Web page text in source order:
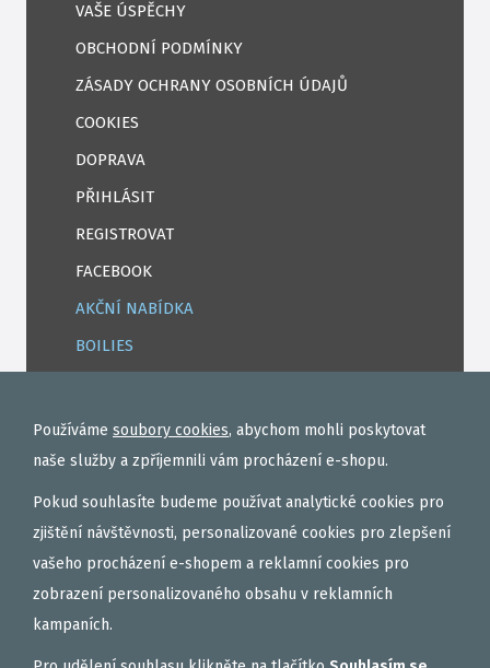
VAŠE ÚSPĚCHY
OBCHODNÍ PODMÍNKY
ZÁSADY OCHRANY OSOBNÍCH ÚDAJŮ
COOKIES
DOPRAVA
PŘIHLÁSIT
REGISTROVAT
FACEBOOK
AKČNÍ NABÍDKA
BOILIES
TEKUTÉ
OBALOVAČKY
VAŘENÝ PARTIKL
BIŽUTERIE NA MONTÁŽE
DÁRKOVÝ POUKAZ, DÁRKOVÁ KAZETA
AKČNÍ SETY
Používáme soubory cookies, abychom mohli poskytovat
naše služby a zpříjemnili vám procházení e-shopu.
Pokud souhlasíte budeme používat analytické cookies pro
zjištění návštěvnosti, personalizované cookies pro zlepšení
vašeho procházení e-shopem a reklamní cookies pro
zobrazení personalizovaného obsahu v reklamních
kampaních.